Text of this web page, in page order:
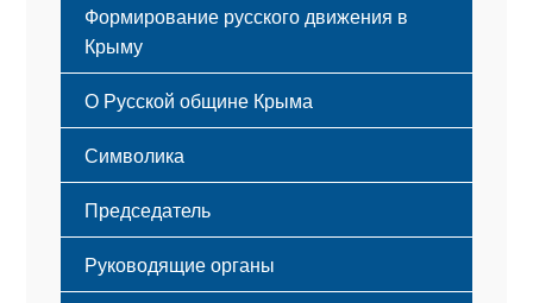
Формирование русского движения в
Крыму
Русский Крым
О Русской общине Крыма
Этапы становления
Принципы деятельности
Структура
Мероприятия
Символика
Флаг
Герб
Гимн
Председатель
Руководящие органы